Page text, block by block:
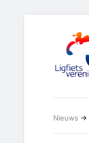
Nieuws →